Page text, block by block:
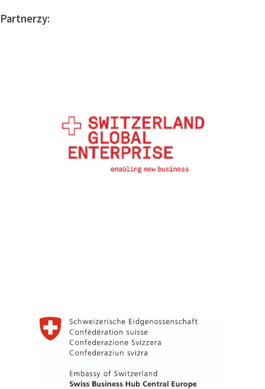
Partnerzy: